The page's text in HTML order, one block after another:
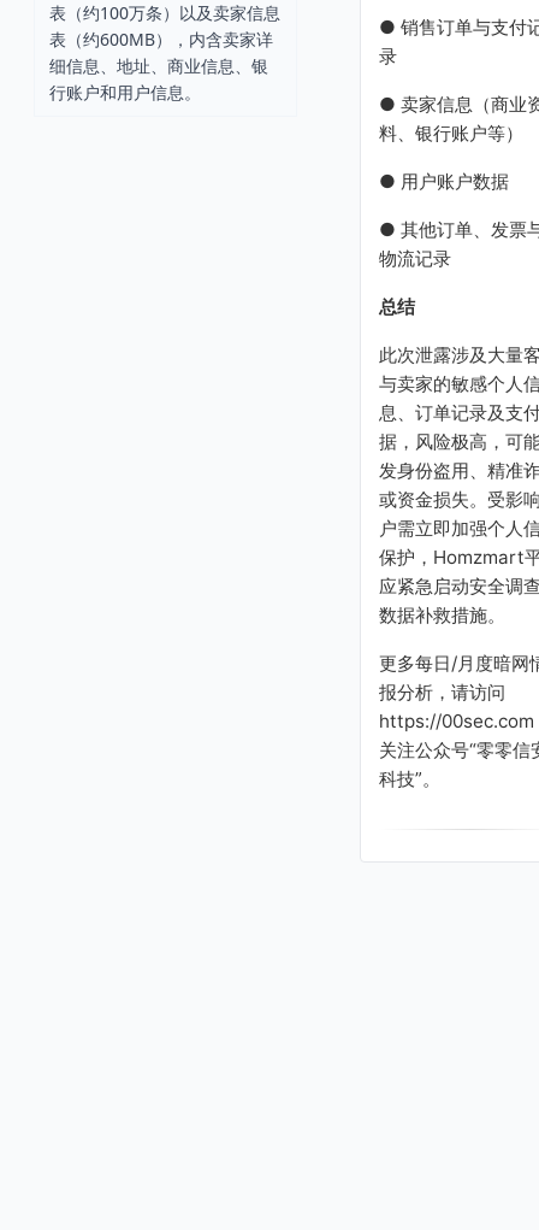
表（约100万条）以及卖家信息
表（约600MB），内含卖家详
细信息、地址、商业信息、银
行账户和用户信息。
● 销售订单与支付
录
● 卖家信息（商业
料、银行账户等）
● 用户账户数据
● 其他订单、发票
物流记录
总结
此次泄露涉及大量
与卖家的敏感个人
息、订单记录及支
据，风险极高，可
发身份盗用、精准
或资金损失。受影
户需立即加强个人
保护，Homzmart
应紧急启动安全调
数据补救措施。
更多每日/月度暗网
报分析，请访问
https://00sec.com
关注公众号“零零信
科技”。